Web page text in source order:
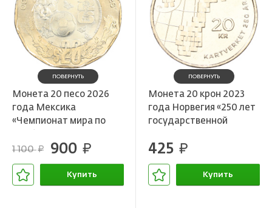
ПОВЕРНУТЬ
Монета 20 песо 2026
года Мексика
«Чемпионат мира по
1 100руб. 900 руб.
Купить
ПОВЕРНУТЬ
Монета 20 крон 2023
года Норвегия «250 лет
государственной
кадастра Норвегии»
425 руб.
Купить